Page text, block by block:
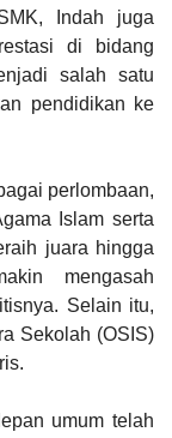
Indah juga
di bidang
salah satu
pendidikan ke
perlombaan,
Islam serta
juara hingga
mengasah
Selain itu,
Sekolah (OSIS)
umum telah